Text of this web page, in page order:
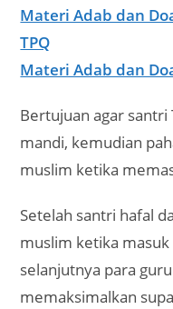
Materi Adab dan
TPQ
Materi Adab dan
Bertujuan agar santri
mandi, kemudian
muslim ketika
Setelah santri hafal
muslim ketika
selanjutnya para
memaksimalkan